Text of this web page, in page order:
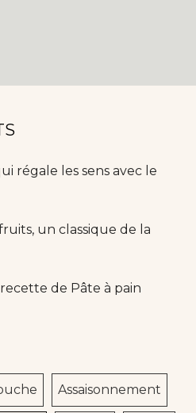
régale les sens avec le
un classique de la
de Pâte à pain
Assaisonnement